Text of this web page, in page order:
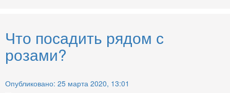
Что посадить рядом с
розами?
Опубликовано: 25 марта 2020, 13:01